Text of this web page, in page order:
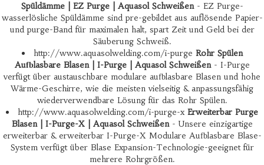
Spüldämme | EZ Purge | Aquasol Schweißen- EZ Purge-
wasserlösliche Spüldämme sind pre-gebildet aus auflösende Papier-
und purge-Band für maximalen halt, spart Zeit und Geld bei der
Säuberung Schweiß.
http://www.aquasolwelding.com/i-purge Rohr Spülen
Aufblasbare Blasen | I-Purge | Aquasol Schweißen- I-Purge
verfügt über austauschbare modulare aufblasbare Blasen und hohe
Wärme-Geschirre, wie die meisten vielseitig & anpassungsfähig
wiederverwendbare Lösung für das Rohr Spülen.
http://www.aquasolwelding.com/i-purge-x Erweiterbar Purge
Blasen | I-Purge-X | Aquasol Schweißen- Unsere einzigartige
erweiterbar & erweiterbar I-Purge-X Modulare Aufblasbare Blase-
System verfügt über Blase Expansion-Technologie-geeignet für
mehrere Rohrgrößen.